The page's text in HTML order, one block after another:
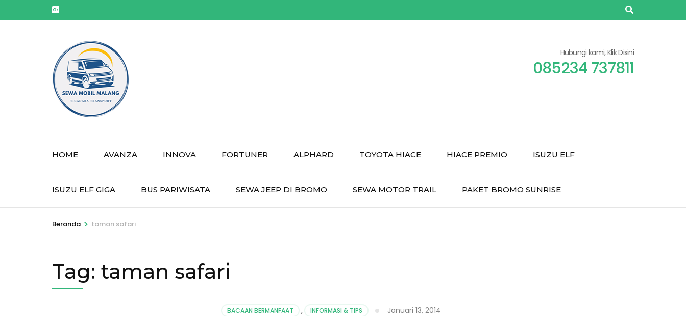
ke
Hubungi kami, Klik Disini
085234 737811
HOME AVANZA INNOVA FORTUNER ALPHARD TOYOTA HIACE HIACE PREMIO ISUZU ELF
ISUZU ELF GIGA BUS PARIWISATA SEWA JEEP DI BROMO SEWA MOTOR TRAIL PAKET BROMO SUNRISE
Beranda > taman safari
Tag: taman safari
BACAAN BERMANFAAT , INFORMASI & TIPS Januari 13, 2014